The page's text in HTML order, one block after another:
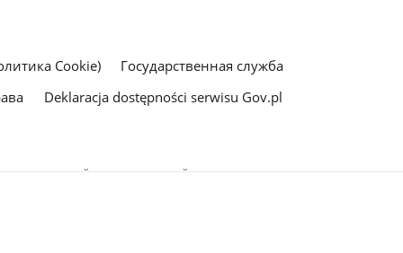
Cookie)
Государственная служба
Deklaracja dostępności serwisu Gov.pl
электронной почты, указанный в качестве ссылки, вы даете
в их политиках обработки персональных данных.